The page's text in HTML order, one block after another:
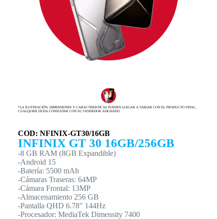
*LA ILUSTRACIÓN, DIMENSIONES Y CARACTERISTICAS PUEDEN LLEGAR A VARIAR CON EL PRODUCTO FINAL,
CUALQUIER DUDA CONSULTAR CON SU VENDEDOR ASIGNADO
COD: NFINIX-GT30/16GB
INFINIX GT 30 16GB/256GB
-8 GB RAM (8GB Expandible)
-Android 15
-Batería: 5500 mAh
-Cámaras Traseras: 64MP
-Cámara Frontal: 13MP
-Almacenamiento 256 GB
-Pantalla QHD 6.78″ 144Hz
-Procesador: MediaTek Dimensity 7400